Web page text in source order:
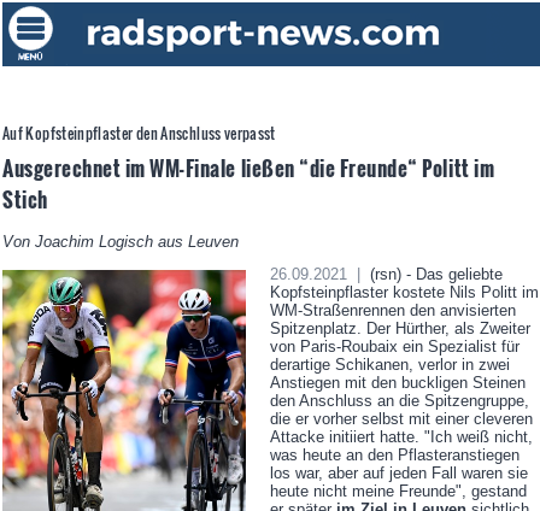
Auf Kopfsteinpflaster den Anschluss verpasst
Ausgerechnet im WM-Finale ließen “die Freunde“ Politt im
Stich
Von Joachim Logisch aus Leuven
26.09.2021 |
(rsn) - Das geliebte
Kopfsteinpflaster kostete Nils Politt im
WM-Straßenrennen den anvisierten
Spitzenplatz. Der Hürther, als Zweiter
von Paris-Roubaix ein Spezialist für
derartige Schikanen, verlor in zwei
Anstiegen mit den buckligen Steinen
den Anschluss an die Spitzengruppe,
die er vorher selbst mit einer cleveren
Attacke initiiert hatte. "Ich weiß nicht,
was heute an den Pflasteranstiegen
los war, aber auf jeden Fall waren sie
heute nicht meine Freunde", gestand